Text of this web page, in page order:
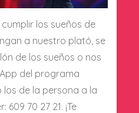
los sueños de
a nuestro plató, se
de los sueños o nos
del programa
de la persona a la
70 27 21. ¡Te